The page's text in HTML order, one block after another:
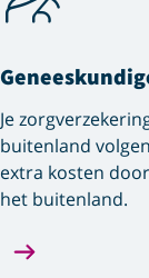
Je
buitenland
extra kosten
het buitenland.